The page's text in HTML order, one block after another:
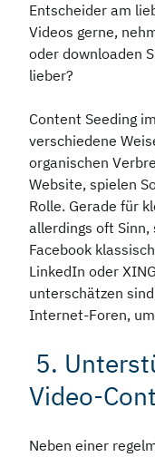
Entscheider am
Videos gerne,
oder downloaden
lieber?
Content Seeding
verschiedene
organischen
Website, spielen
Rolle. Gerade für
allerdings oft
Facebook
LinkedIn oder
unterschätzen
Internet-Foren,
5.
Video-
Neben einer